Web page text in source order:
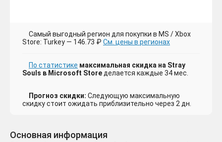
Самый выгодный регион для покупки в MS / Xbox
Store: Turkey — 146.73 ₽ См. цены в регионах
По статистике максимальная скидка на Stray
Souls в Microsoft Storeделается каждые 34 мес.
Прогноз скидки: Следующую максимальную
скидку стоит ожидать приблизительно через 2 дн.
Основная информация